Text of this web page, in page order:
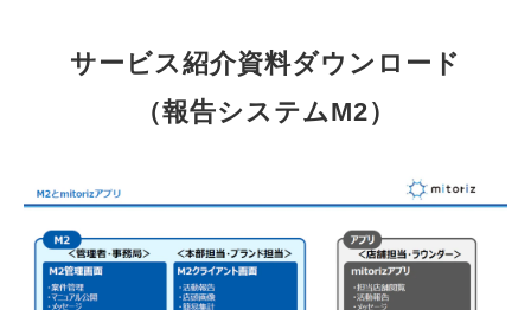
サービス紹介資料ダウンロード
（報告システムM2）